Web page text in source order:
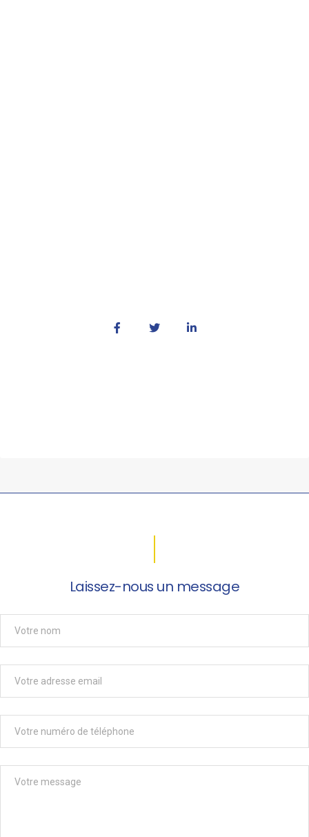
Laissez-nous un message